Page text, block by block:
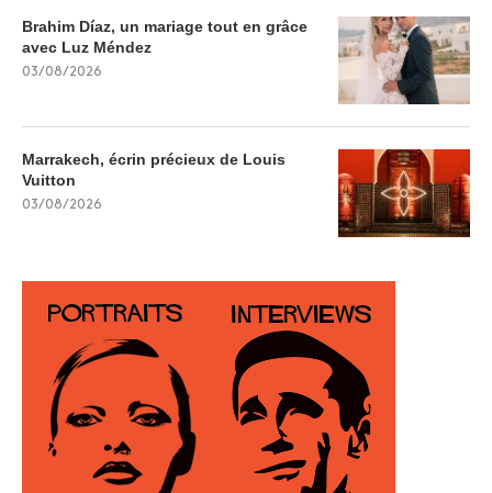
Brahim Díaz, un mariage tout en grâce
avec Luz Méndez
03/08/2026
Marrakech, écrin précieux de Louis
Vuitton
03/08/2026